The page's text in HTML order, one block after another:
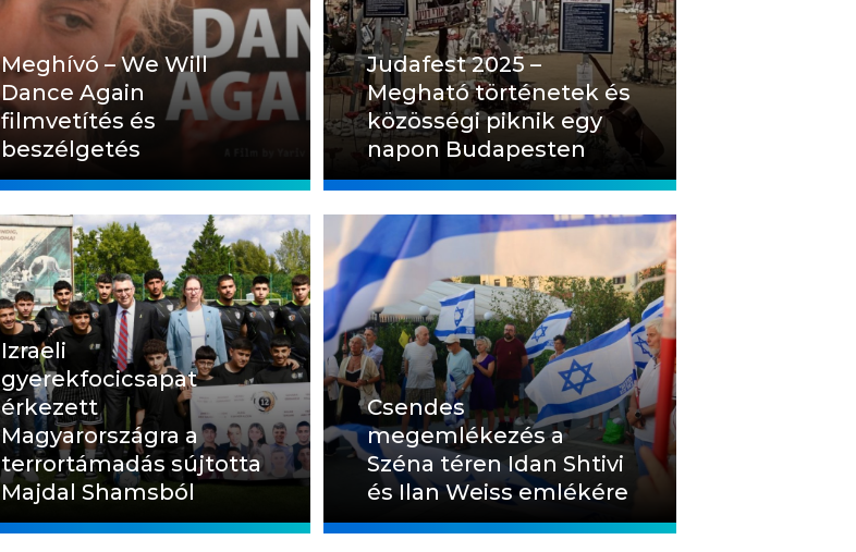
Meghívó – We Will
Dance Again
filmvetítés és
beszélgetés
Judafest 2025 –
Megható történetek és
közösségi piknik egy
napon Budapesten
Izraeli
gyerekfocicsapat
érkezett
Magyarországra a
terrortámadás sújtotta
Majdal Shamsból
Csendes
megemlékezés a
Széna téren Idan Shtivi
és Ilan Weiss emlékére